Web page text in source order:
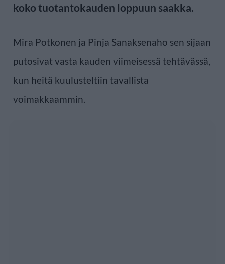
koko tuotantokauden loppuun saakka.
Mira Potkonen ja Pinja Sanaksenaho sen sijaan
putosivat vasta kauden viimeisessä tehtävässä,
kun heitä kuulusteltiin tavallista
voimakkaammin.